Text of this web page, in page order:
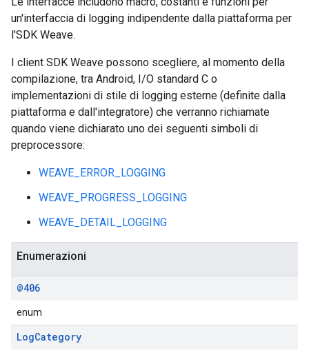
un'interfaccia di logging indipendente dalla piattaforma per
l'SDK Weave.
I client SDK Weave possono scegliere, al momento della
compilazione, tra Android, I/O standard C o
implementazioni di stile di logging esterne (definite dalla
piattaforma e dall'integratore) che verranno richiamate
quando viene dichiarato uno dei seguenti simboli di
preprocessore:
WEAVE_ERROR_LOGGING
WEAVE_PROGRESS_LOGGING
WEAVE_DETAIL_LOGGING
Enumerazioni
@406
enum
LogCategory